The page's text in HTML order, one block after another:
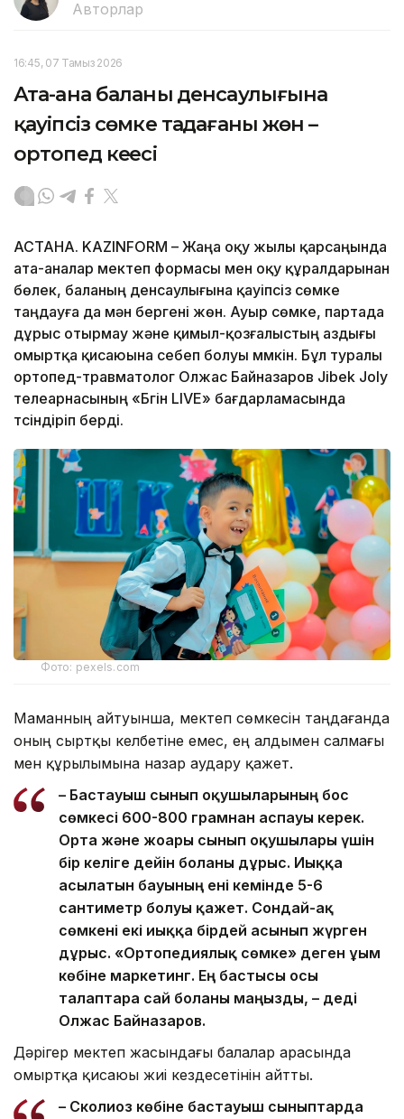
Авторлар
16:45, 07 Тамыз 2026
Ата-ана баланың денсаулығына
қауіпсіз сөмке таңдағаны жөн –
ортопед кеңесі
АСТАНА. KAZINFORM – Жаңа оқу жылы қарсаңында
ата-аналар мектеп формасы мен оқу құралдарынан
бөлек, баланың денсаулығына қауіпсіз сөмке
таңдауға да мән бергені жөн. Ауыр сөмке, партада
дұрыс отырмау және қимыл-қозғалыстың аздығы
омыртқа қисаюына себеп болуы мүмкін. Бұл туралы
ортопед-травматолог Олжас Байназаров Jibek Joly
телеарнасының «Бүгін LIVE» бағдарламасында
түсіндіріп берді.
Фото: pexels.com
Маманның айтуынша, мектеп сөмкесін таңдағанда
оның сыртқы келбетіне емес, ең алдымен салмағы
мен құрылымына назар аудару қажет.
– Бастауыш сынып оқушыларының бос
сөмкесі 600-800 грамнан аспауы керек.
Орта және жоғары сынып оқушылары үшін
бір келіге дейін болғаны дұрыс. Иыққа
асылатын бауының ені кемінде 5-6
сантиметр болуы қажет. Сондай-ақ
сөмкені екі иыққа бірдей асынып жүрген
дұрыс. «Ортопедиялық сөмке» деген ұғым
көбіне маркетинг. Ең бастысы осы
талаптарға сай болғаны маңызды, – деді
Олжас Байназаров.
Дәрігер мектеп жасындағы балалар арасында
омыртқа қисаюы жиі кездесетінін айтты.
– Сколиоз көбіне бастауыш сыныптарда